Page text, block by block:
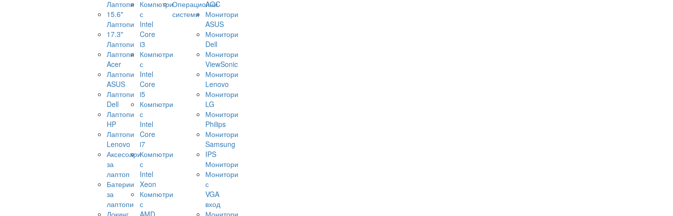
Лаптопи
15.6"
Лаптопи
17.3"
Лаптопи
Лаптопи
Acer
Лаптопи
ASUS
Лаптопи
Dell
Лаптопи
HP
Лаптопи
Lenovo
Аксесоари
за
лаптоп
Батерии
за
лаптопи
Докинг
Компютри
с
Intel
Core
i3
Компютри
с
Intel
Core
i5
Компютри
с
Intel
Core
i7
Компютри
с
Intel
Xeon
Компютри
с
AMD
Операционни
системи
AOC
Монитори
ASUS
Монитори
Dell
Монитори
ViewSonic
Монитори
Lenovo
Монитори
LG
Монитори
Philips
Монитори
Samsung
IPS
Монитори
Монитори
с
VGA
вход
Монитори